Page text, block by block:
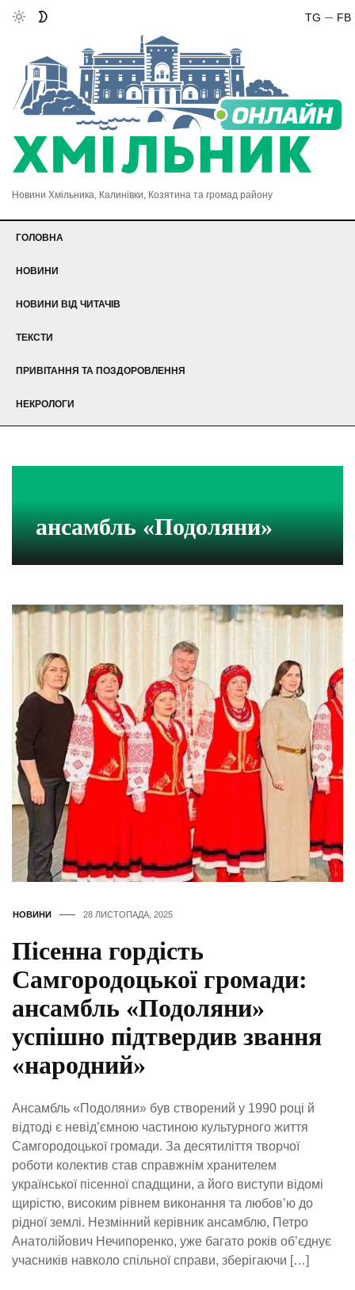
FB
TG
Новини Хмільника, Калинівки, Козятина та громад району
ГОЛОВНА
НОВИНИ
НОВИНИ ВІД ЧИТАЧІВ
ТЕКСТИ
ПРИВІТАННЯ ТА ПОЗДОРОВЛЕННЯ
НЕКРОЛОГИ
ансамбль «Подоляни»
НОВИНИ 28 ЛИСТОПАДА, 2025
Пісенна гордість
Самгородоцької громади:
ансамбль «Подоляни»
успішно підтвердив звання
«народний»
Ансамбль «Подоляни» був створений у 1990 році й
відтоді є невід’ємною частиною культурного життя
Самгородоцької громади. За десятиліття творчої
роботи колектив став справжнім хранителем
української пісенної спадщини, а його виступи відомі
щирістю, високим рівнем виконання та любов’ю до
рідної землі. Незмінний керівник ансамблю, Петро
Анатолійович Нечипоренко, уже багато років об’єднує
учасників навколо спільної справи, зберігаючи […]